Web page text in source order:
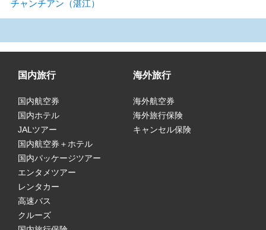
チャンチアン（湛江）
国内旅行
国内航空券
国内ホテル
JALツアー
国内航空券＋ホテル
国内パッケージツアー
エンタメツアー
レンタカー
高速バス
クルーズ
海外旅行
海外航空券
海外旅行保険
キャンセル保険